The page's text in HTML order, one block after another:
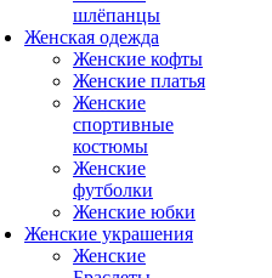
шлёпанцы
Женская одежда
Женские кофты
Женские платья
Женские
спортивные
костюмы
Женские
футболки
Женские юбки
Женские украшения
Женские